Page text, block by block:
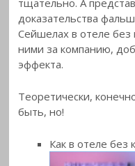
доказательства
Сейшелах в отеле без
ними за компанию,
эффекта.
Теоретически,
быть, но!
Как в отеле без